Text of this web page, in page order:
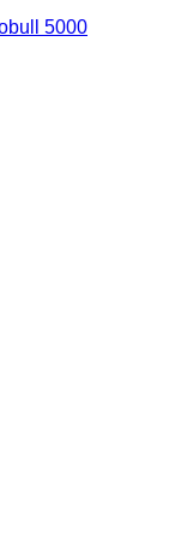
5000